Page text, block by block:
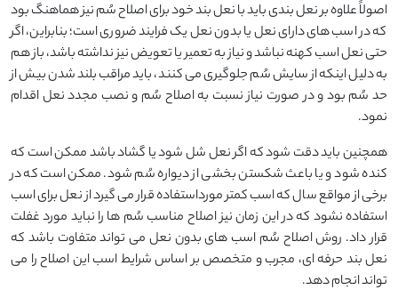
اصولاً علاوه بر نعل بندی باید با نعل بند خود برای اصلاح سُم نیز هماهنگ بود
که در اسب های دارای نعل یا بدون نعل یک فرایند ضروری است؛ بنابراین، اگر
حتی نعل اسب کهنه نباشد و نیاز به تعمیر یا تعویض نیز نداشته باشد، باز هم
به دلیل اینکه از سایش سُم جلوگیری می کنند، باید مراقب بلند شدن بیش از
حد سُم بود و در صورت نیاز نسبت به اصلاح سُم و نصب مجدد نعل اقدام
نمود.
همچنین باید دقت شود که اگر نعل شل شود یا گشاد باشد ممکن است که
کنده شود و یا باعث شکستن بخشی از دیواره سُم شود. ممکن است که در
برخی از مواقع سال که اسب کمتر مورداستفاده قرار می گیرد از نعل برای اسب
استفاده نشود که در این زمان نیز اصلاح مناسب سُم ها را نباید مورد غفلت
قرار داد. روش اصلاح سُم اسب های بدون نعل می تواند متفاوت باشد که
نعل بند حرفه ای، مجرب و متخصص بر اساس شرایط اسب این اصلاح را می
تواند انجام دهد.